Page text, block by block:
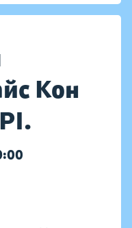
Кон